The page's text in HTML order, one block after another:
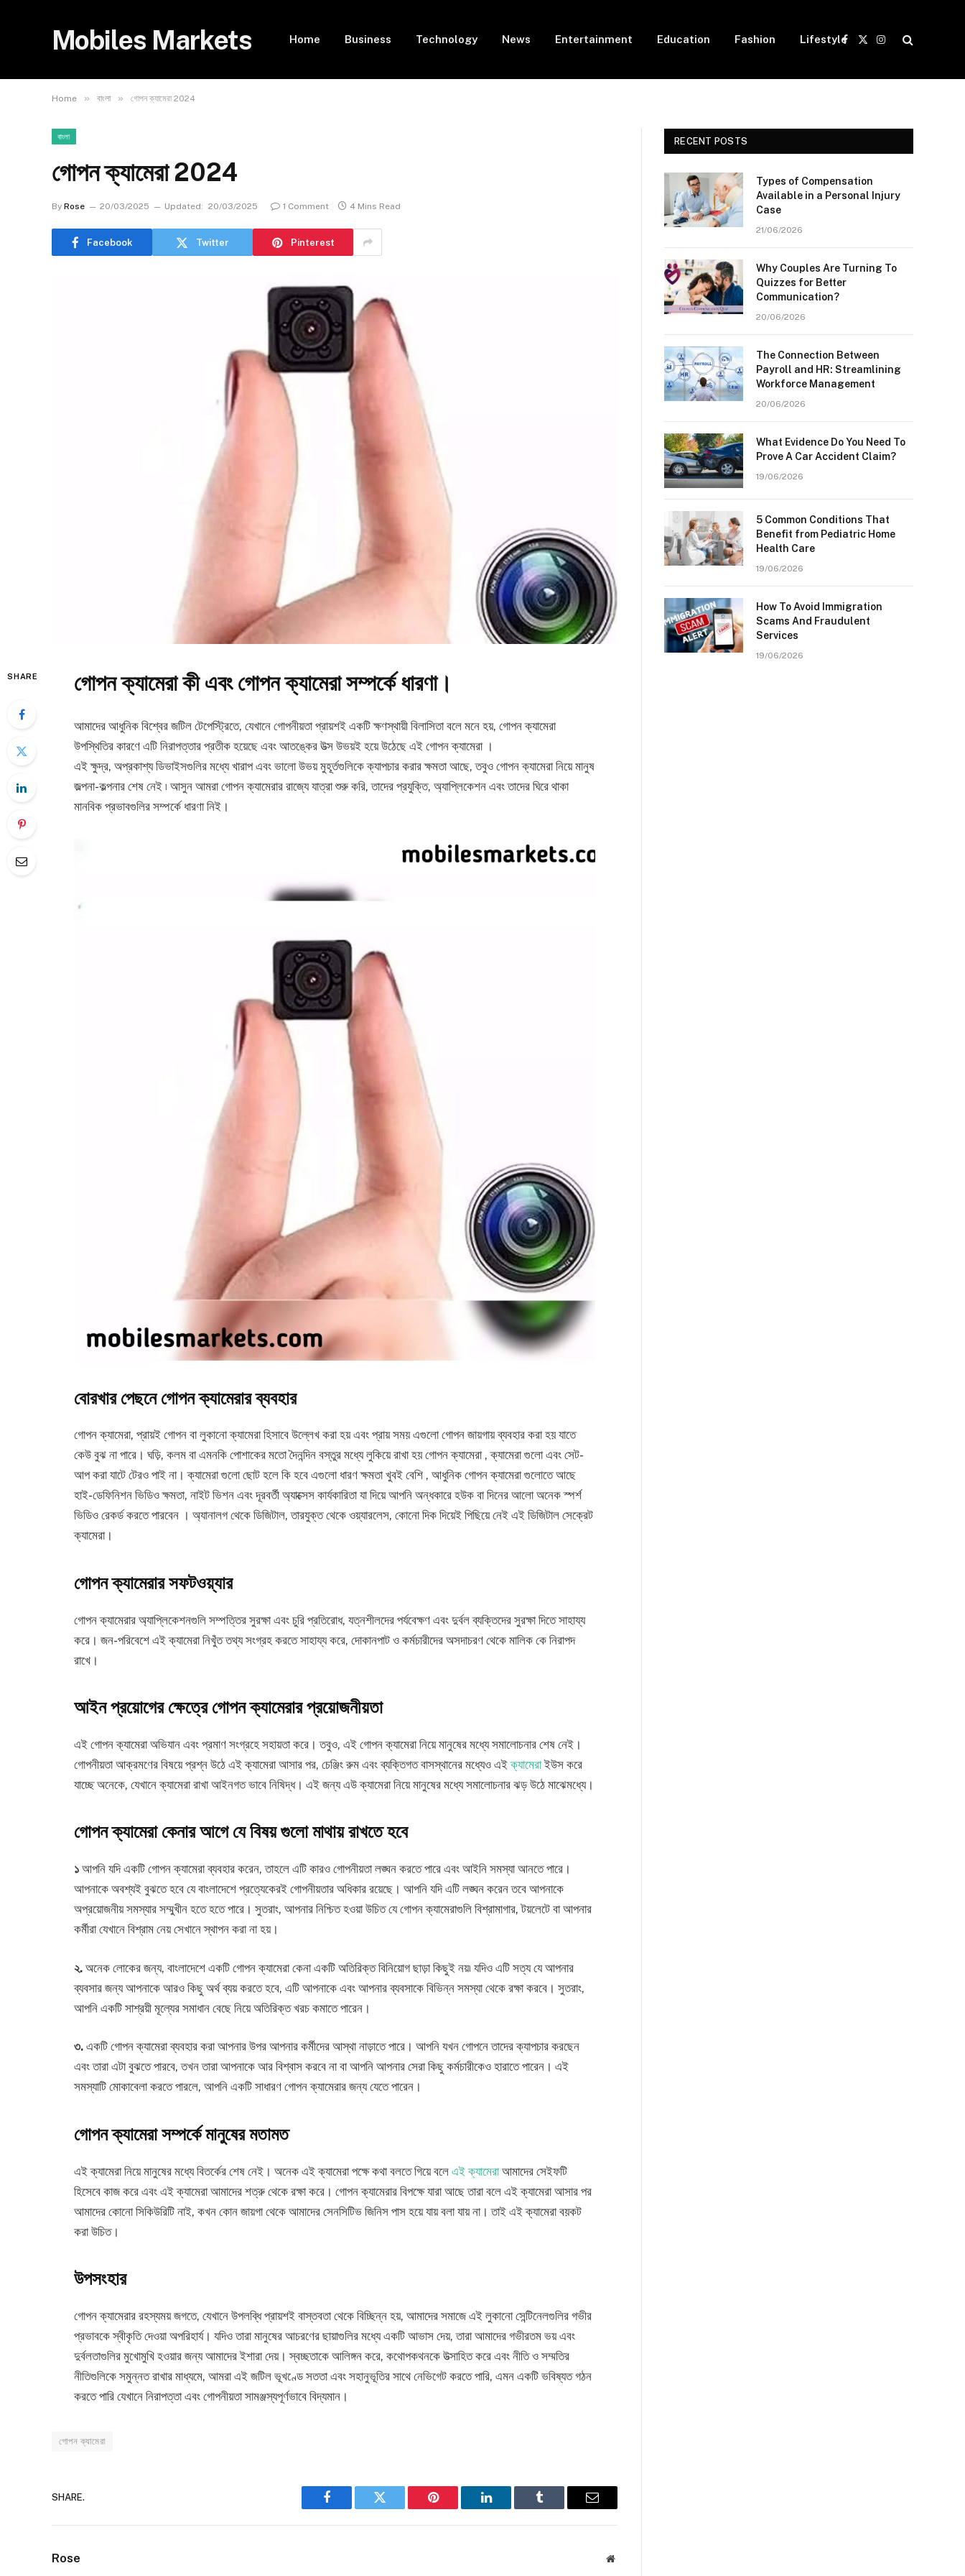
Mobiles Markets Home Business Technology News Entertainment Education Fashion Lifestyle
Facebook
X
Instagram
Home » বাংলা » গোপন ক্যামেরা 2024
বাংলা
গোপন ক্যামেরা 2024
By Rose 20/03/2025 Updated: 20/03/2025 1 Comment 4 Mins Read
Facebook Twitter Pinterest
SHARE গোপন ক্যামেরা কী এবং গোপন ক্যামেরা সম্পর্কে ধারণা।
আমাদের আধুনিক বিশ্বের জটিল টেপেস্ট্রিতে, যেখানে গোপনীয়তা প্রায়শই একটি ক্ষণস্থায়ী বিলাসিতা বলে মনে হয়, গোপন ক্যামেরা
উপস্থিতির কারণে এটি নিরাপত্তার প্রতীক হয়েছে এবং আতঙ্কের উত্স উভয়ই হয়ে উঠেছে এই গোপন ক্যামেরা ।
এই ক্ষুদ্র, অপ্রকাশ্য ডিভাইসগুলির মধ্যে খারাপ এবং ভালো উভয় মুহূর্তগুলিকে ক্যাপচার করার ক্ষমতা আছে, তবুও গোপন ক্যামেরা নিয়ে মানুষ
জল্পনা-কল্পনার শেষ নেই ৷ আসুন আমরা গোপন ক্যামেরার রাজ্যে যাত্রা শুরু করি, তাদের প্রযুক্তি, অ্যাপ্লিকেশন এবং তাদের ঘিরে থাকা
মানবিক প্রভাবগুলির সম্পর্কে ধারণা নিই।
বোরখার পেছনে গোপন ক্যামেরার ব্যবহার
গোপন ক্যামেরা, প্রায়ই গোপন বা লুকানো ক্যামেরা হিসাবে উল্লেখ করা হয় এবং প্রায় সময় এগুলো গোপন জায়গায় ব্যবহার করা হয় যাতে
কেউ বুঝ না পারে। ঘড়ি, কলম বা এমনকি পোশাকের মতো দৈনন্দিন বস্তুর মধ্যে লুকিয়ে রাখা হয় গোপন ক্যামেরা , ক্যামেরা গুলো এবং সেট-
আপ করা যাটে টেরও পাই না। ক্যামেরা গুলো ছোট হলে কি হবে এগুলো ধারণ ক্ষমতা খুবই বেশি , আধুনিক গোপন ক্যামেরা গুলোতে আছে
হাই-ডেফিনিশন ভিডিও ক্ষমতা, নাইট ভিশন এবং দূরবর্তী অ্যাক্সেস কার্যকারিতা যা দিয়ে আপনি অন্ধকারে হউক বা দিনের আলো অনেক স্পর্শ
ভিডিও রেকর্ড করতে পারবেন । অ্যানালগ থেকে ডিজিটাল, তারযুক্ত থেকে ওয়্যারলেস, কোনো দিক দিয়েই পিছিয়ে নেই এই ডিজিটাল সেক্রেট
ক্যামেরা।
গোপন ক্যামেরার সফটওয়্যার
গোপন ক্যামেরার অ্যাপ্লিকেশনগুলি সম্পত্তির সুরক্ষা এবং চুরি প্রতিরোধ, যত্নশীলদের পর্যবেক্ষণ এবং দুর্বল ব্যক্তিদের সুরক্ষা দিতে সাহায্য
করে। জন-পরিবেশে এই ক্যামেরা নিখুঁত তথ্য সংগ্রহ করতে সাহায্য করে, দোকানপাট ও কর্মচারীদের অসদাচরণ থেকে মালিক কে নিরাপদ
রাখে।
আইন প্রয়োগের ক্ষেত্রে গোপন ক্যামেরার প্রয়োজনীয়তা
এই গোপন ক্যামেরা অভিযান এবং প্রমাণ সংগ্রহে সহায়তা করে। তবুও, এই গোপন ক্যামেরা নিয়ে মানুষের মধ্যে সমালোচনার শেষ নেই।
গোপনীয়তা আক্রমণের বিষয়ে প্রশ্ন উঠে এই ক্যামেরা আসার পর, চেঞ্জিং রুম এবং ব্যক্তিগত বাসস্থানের মধ্যেও এইক্যামেরাইউস করে
যাচ্ছে অনেকে, যেখানে ক্যামেরা রাখা আইনগত ভাবে নিষিদ্ধ। এই জন্য এউ ক্যামেরা নিয়ে মানুষের মধ্যে সমালোচনার ঝড় উঠে মাঝেমধ্যে।
গোপন ক্যামেরা কেনার আগে যে বিষয় গুলো মাথায় রাখতে হবে
১ আপনি যদি একটি গোপন ক্যামেরা ব্যবহার করেন, তাহলে এটি কারও গোপনীয়তা লঙ্ঘন করতে পারে এবং আইনি সমস্যা আনতে পারে।
আপনাকে অবশ্যই বুঝতে হবে যে বাংলাদেশে প্রত্যেকেরই গোপনীয়তার অধিকার রয়েছে। আপনি যদি এটি লঙ্ঘন করেন তবে আপনাকে
অপ্রয়োজনীয় সমস্যার সম্মুখীন হতে হতে পারে। সুতরাং, আপনার নিশ্চিত হওয়া উচিত যে গোপন ক্যামেরাগুলি বিশ্রামাগার, টয়লেটে বা আপনার
কর্মীরা যেখানে বিশ্রাম নেয় সেখানে স্থাপন করা না হয়।
২. অনেক লোকের জন্য, বাংলাদেশে একটি গোপন ক্যামেরা কেনা একটি অতিরিক্ত বিনিয়োগ ছাড়া কিছুই নয়৷ যদিও এটি সত্য যে আপনার
ব্যবসার জন্য আপনাকে আরও কিছু অর্থ ব্যয় করতে হবে, এটি আপনাকে এবং আপনার ব্যবসাকে বিভিন্ন সমস্যা থেকে রক্ষা করবে। সুতরাং,
আপনি একটি সাশ্রয়ী মূল্যের সমাধান বেছে নিয়ে অতিরিক্ত খরচ কমাতে পারেন।
৩. একটি গোপন ক্যামেরা ব্যবহার করা আপনার উপর আপনার কর্মীদের আস্থা নাড়াতে পারে। আপনি যখন গোপনে তাদের ক্যাপচার করছেন
এবং তারা এটা বুঝতে পারবে, তখন তারা আপনাকে আর বিশ্বাস করবে না বা আপনি আপনার সেরা কিছু কর্মচারীকেও হারাতে পারেন। এই
সমস্যাটি মোকাবেলা করতে পারলে, আপনি একটি সাধারণ গোপন ক্যামেরার জন্য যেতে পারেন।
গোপন ক্যামেরা সম্পর্কে মানুষের মতামত
এই ক্যামেরা নিয়ে মানুষের মধ্যে বিতর্কের শেষ নেই। অনেক এই ক্যামেরা পক্ষে কথা বলতে গিয়ে বলে এই ক্যামেরাআমাদের সেইফটি
হিসেবে কাজ করে এবং এই ক্যামেরা আমাদের শত্রু থেকে রক্ষা করে। গোপন ক্যামেরার বিপক্ষে যারা আছে তারা বলে এই ক্যামেরা আসার পর
আমাদের কোনো সিকিউরিটি নাই, কখন কোন জায়গা থেকে আমাদের সেনসিটিভ জিনিস পাস হয়ে যায় বলা যায় না। তাই এই ক্যামেরা বয়কট
করা উচিত।
উপসংহার
গোপন ক্যামেরার রহস্যময় জগতে, যেখানে উপলব্ধি প্রায়শই বাস্তবতা থেকে বিচ্ছিন্ন হয়, আমাদের সমাজে এই লুকানো সেন্টিনেলগুলির গভীর
প্রভাবকে স্বীকৃতি দেওয়া অপরিহার্য। যদিও তারা মানুষের আচরণের ছায়াগুলির মধ্যে একটি আভাস দেয়, তারা আমাদের গভীরতম ভয় এবং
দুর্বলতাগুলির মুখোমুখি হওয়ার জন্য আমাদের ইশারা দেয়। স্বচ্ছতাকে আলিঙ্গন করে, কথোপকথনকে উত্সাহিত করে এবং নীতি ও সম্মতির
নীতিগুলিকে সমুন্নত রাখার মাধ্যমে, আমরা এই জটিল ভূখণ্ডে সততা এবং সহানুভূতির সাথে নেভিগেট করতে পারি, এমন একটি ভবিষ্যত গঠন
করতে পারি যেখানে নিরাপত্তা এবং গোপনীয়তা সামঞ্জস্যপূর্ণভাবে বিদ্যমান।
গোপন ক্যামেরা
SHARE.
Facebook Twitter Pinterest LinkedIn Tumblr Email
Rose Website
RECENT POSTS
Types of Compensation
Available in a Personal Injury
Case
21/06/2026
Why Couples Are Turning To
Quizzes for Better
Communication?
20/06/2026
The Connection Between
Payroll and HR: Streamlining
Workforce Management
20/06/2026
What Evidence Do You Need To
Prove A Car Accident Claim?
19/06/2026
5 Common Conditions That
Benefit from Pediatric Home
Health Care
19/06/2026
How To Avoid Immigration
Scams And Fraudulent
Services
19/06/2026